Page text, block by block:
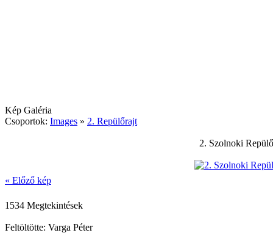
Kép Galéria
Csoportok: Images » 2. Repülőrajt
2. Szolnoki
« Előző kép
1534 Megtekintések
Feltöltötte: Varga Péter